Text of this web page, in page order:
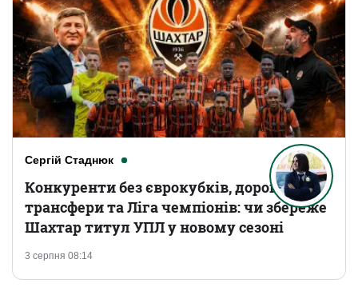
Сергій Стаднюк
3 серпня 08:14
Конкуренти без єврокубків, дорогі
трансфери та Ліга чемпіонів: чи збереже
Шахтар титул УПЛ у новому сезоні